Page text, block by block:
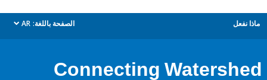
الصفحة باللغة: AR
dropdown
Connecting